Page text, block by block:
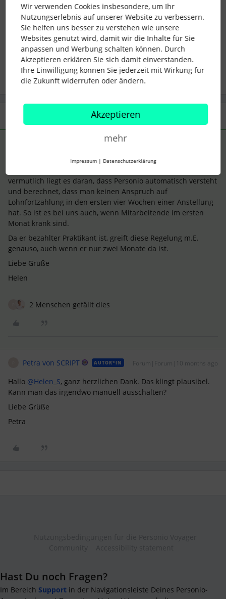
Helen
krankheit Praktikant Lohnabzug
vermutlich liegt es daran, dass Personio automatisch versteht
und berechnet, dass man keinen Anspruch auf
Lohnfortzahlung in den ersten vier Wochen einer Anstellung
hat. So ist es bei uns auch, wenn Mitarbeitende im ersten
Monat krank sind.
Da er bezahlter Praktikant ist, greift diese Regelung m.E.
genauso, auch wenn er nur zwei Monate da ist.
Liebe Grüße
Helen
2 Menschen gefällt dies
Petra von SCRIPT AUTOR*IN Forum|Forum|10 months ago
Hallo ​ @Helen_S, ganz herzlichen Dank. Das klingt plausibel.
Kann man das irgendwo manuell ausschalten?
Liebe Grüße
Petra
Hast Du noch Fragen?
Im Bereich Support in der Navigationsleiste Deines Personio-
Wir verwenden Cookies insbesondere, um Ihr
Nutzungserlebnis auf unserer Website zu verbessern.
Sie helfen uns besser zu verstehen wie unsere
Websites genutzt wird, damit wir die Inhalte für Sie
anpassen und Werbung schalten können. Durch
Akzeptieren erklären Sie sich damit einverstanden.
Ihre Einwilligung können Sie jederzeit mit Wirkung für
die Zukunft widerrufen oder ändern.
Akzeptieren
mehr
Impressum | Datenschutzerklärung